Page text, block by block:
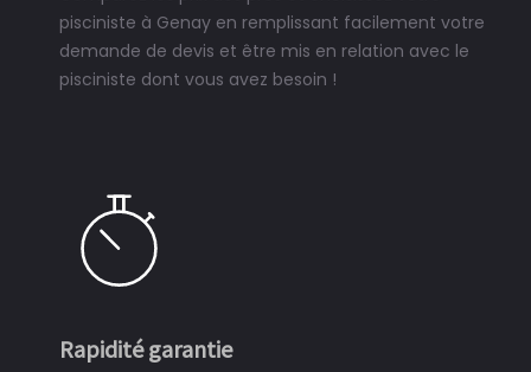
pisciniste à Genay en remplissant facilement votre
demande de devis et être mis en relation avec le
pisciniste dont vous avez besoin !
Rapidité garantie